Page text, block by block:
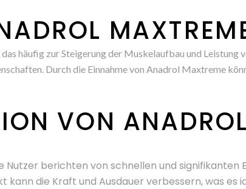
häufig zur Steigerung der Muskelaufbau und
Durch die Einnahme von Anadrol Maxtreme
VON
Nutzer berichten von schnellen und signifikanten
kann die Kraft und Ausdauer verbessern, was es